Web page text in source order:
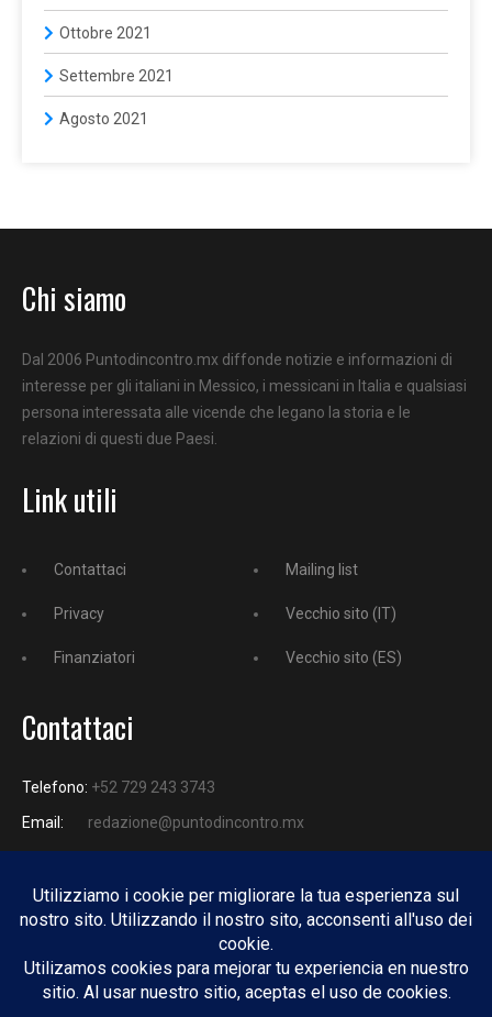
Ottobre 2021
Settembre 2021
Agosto 2021
Chi siamo
Dal 2006 Puntodincontro.mx diffonde notizie e informazioni di
interesse per gli italiani in Messico, i messicani in Italia e qualsiasi
persona interessata alle vicende che legano la storia e le
relazioni di questi due Paesi.
Link utili
Contattaci
Privacy
Finanziatori
Mailing list
Vecchio sito (IT)
Vecchio sito (ES)
Contattaci
Telefono: +52 729 243 3743
Email:
redazione@puntodincontro.mx
PUNTODINCONTRO